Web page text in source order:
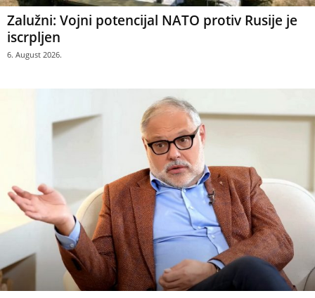
Zalužni: Vojni potencijal NATO protiv Rusije je
iscrpljen
6. August 2026.